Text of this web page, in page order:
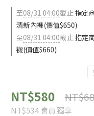
至08/31 04:00截止 指定
清新內褲(價值$650)
至08/31 04:00截止 指定
襪(價值$660)
NT$580
NT$534會員獨享